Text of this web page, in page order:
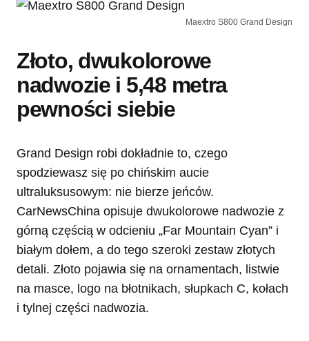
Maextro S800 Grand Design
Złoto, dwukolorowe
nadwozie i 5,48 metra
pewności siebie
Grand Design robi dokładnie to, czego
spodziewasz się po chińskim aucie
ultraluksusowym: nie bierze jeńców.
CarNewsChina opisuje dwukolorowe nadwozie z
górną częścią w odcieniu „Far Mountain Cyan” i
białym dołem, a do tego szeroki zestaw złotych
detali. Złoto pojawia się na ornamentach, listwie
na masce, logo na błotnikach, słupkach C, kołach
i tylnej części nadwozia.